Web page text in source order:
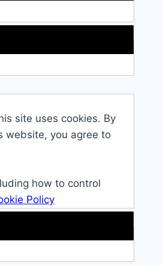
site uses cookies. By
website, you agree to
how to control
Policy